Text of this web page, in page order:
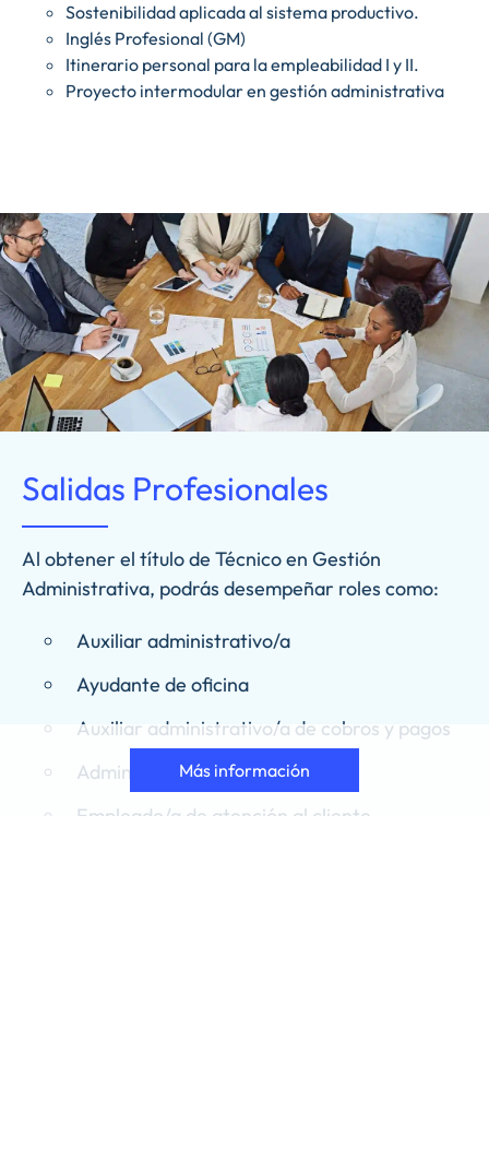
Sostenibilidad aplicada al sistema productivo.
Inglés Profesional (GM)
Itinerario personal para la empleabilidad I y II.
Proyecto intermodular en gestión administrativa
Salidas Profesionales
Al obtener el título de Técnico en Gestión
Administrativa, podrás desempeñar roles como:
Auxiliar administrativo/a
Ayudante de oficina
Auxiliar administrativo/a de cobros y pagos
Administrativo/a comercial
Empleado/a de atención al cliente
Más información